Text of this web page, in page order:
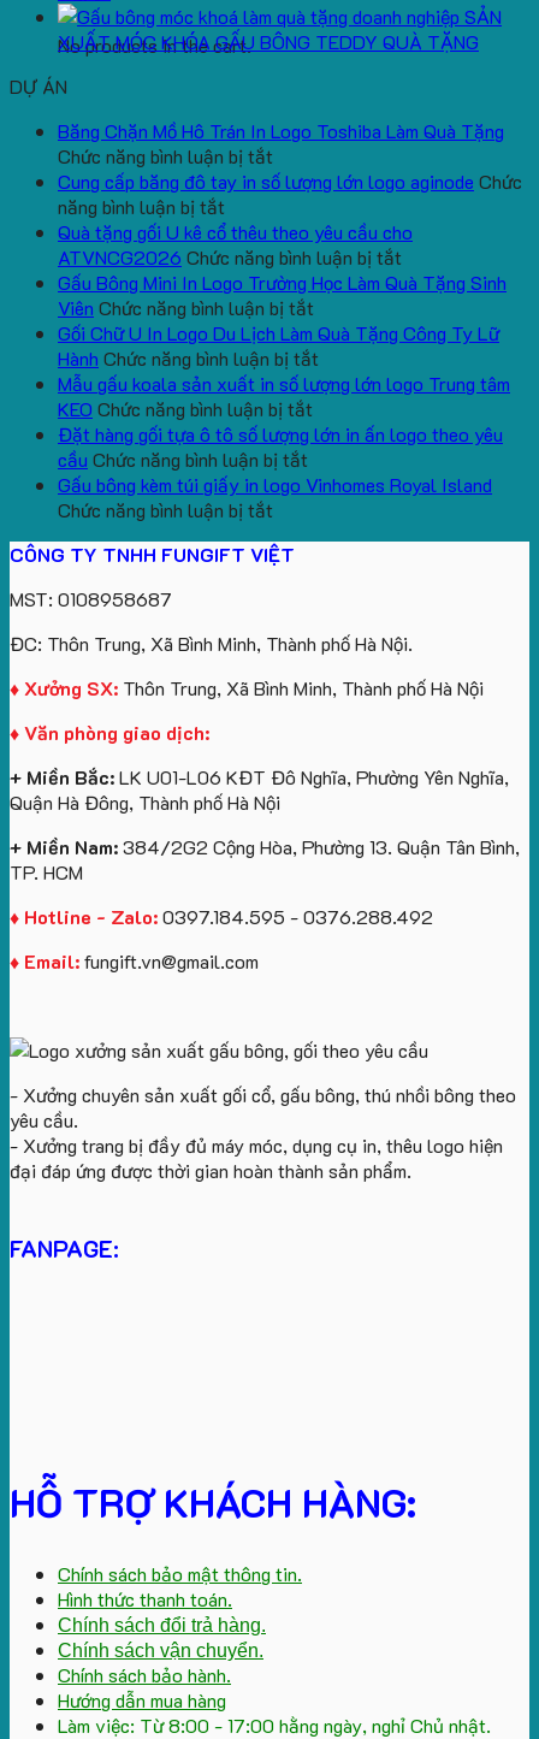
No products in the cart.
SẢN
XUẤT MÓC KHÓA GẤU BÔNG TEDDY QUÀ TẶNG
DỰ ÁN
Băng Chặn Mồ Hô Trán In Logo Toshiba Làm Quà Tặng
Chức năng bình luận bị tắt
Băng
Mồ
Hô
Trán
In
Logo
Toshiba
Làm
Quà
Tặng
Cung cấp băng đô tay in số lượng lớn logo aginode Chức
năng bình luận bị tắt
Cung
cấp
băng
đô
tay
in
số
lượng
lớn
logo
aginode
Quà tặng gối U kê cổ thêu theo yêu cầu cho
ATVNCG2026 Chức năng bình luận bị tắt
Quà
gối
kê
thêu
yêu
Gấu Bông Mini In Logo Trường Học Làm Quà Tặng Sinh
Viên Chức năng bình luận bị tắt
Gấu
Bông
Mini
Logo
Học
Gối Chữ U In Logo Du Lịch Làm Quà Tặng Công Ty Lữ
Hành Chức năng bình luận bị tắt
Gối
U
Logo
Công
Ty
Lữ
Mẫu gấu koala sản xuất in số lượng lớn logo Trung tâm
KEO Chức năng bình luận bị tắt
Mẫu
koala
lớn
logo
Trung
Đặt hàng gối tựa ô tô số lượng lớn in ấn logo theo yêu
cầu Chức năng bình luận bị tắt
Đặt
số
lượng
lớn
theo
cầu
Gấu bông kèm túi giấy in logo Vinhomes Royal Island
Chức năng bình luận bị tắt
bông
giấy
logo
CÔNG TY TNHH FUNGIFT VIỆT
MST: 0108958687
ĐC: Thôn Trung, Xã Bình Minh, Thành phố Hà Nội.
♦ Xưởng SX: Thôn Trung, Xã Bình Minh, Thành phố Hà Nội
♦ Văn phòng giao dịch:
+ Miền Bắc:LK U01-L06 KĐT Đô Nghĩa, Phường Yên Nghĩa,
Quận Hà Đông, Thành phố Hà Nội
+ Miền Nam:384/2G2 Cộng Hòa, Phường 13. Quận Tân Bình,
TP. HCM
♦ Hotline - Zalo:0397.184.595 - 0376.288.492
♦ Email:fungift.vn@gmail.com
- Xưởng chuyên sản xuất gối cổ, gấu bông, thú nhồi bông theo
yêu cầu.
- Xưởng trang bị đầy đủ máy móc, dụng cụ in, thêu logo hiện
đại đáp ứng được thời gian hoàn thành sản phẩm.
FANPAGE:
HỖ TRỢ KHÁCH HÀNG:
Chính sách bảo mật thông tin.
Hình thức thanh toán.
Chính sách đổi trả hàng.
Chính sách vận chuyển.
Chính sách bảo hành.
Hướng dẫn mua hàng
Làm việc: Từ 8:00 - 17:00 hằng ngày, nghỉ Chủ nhật.